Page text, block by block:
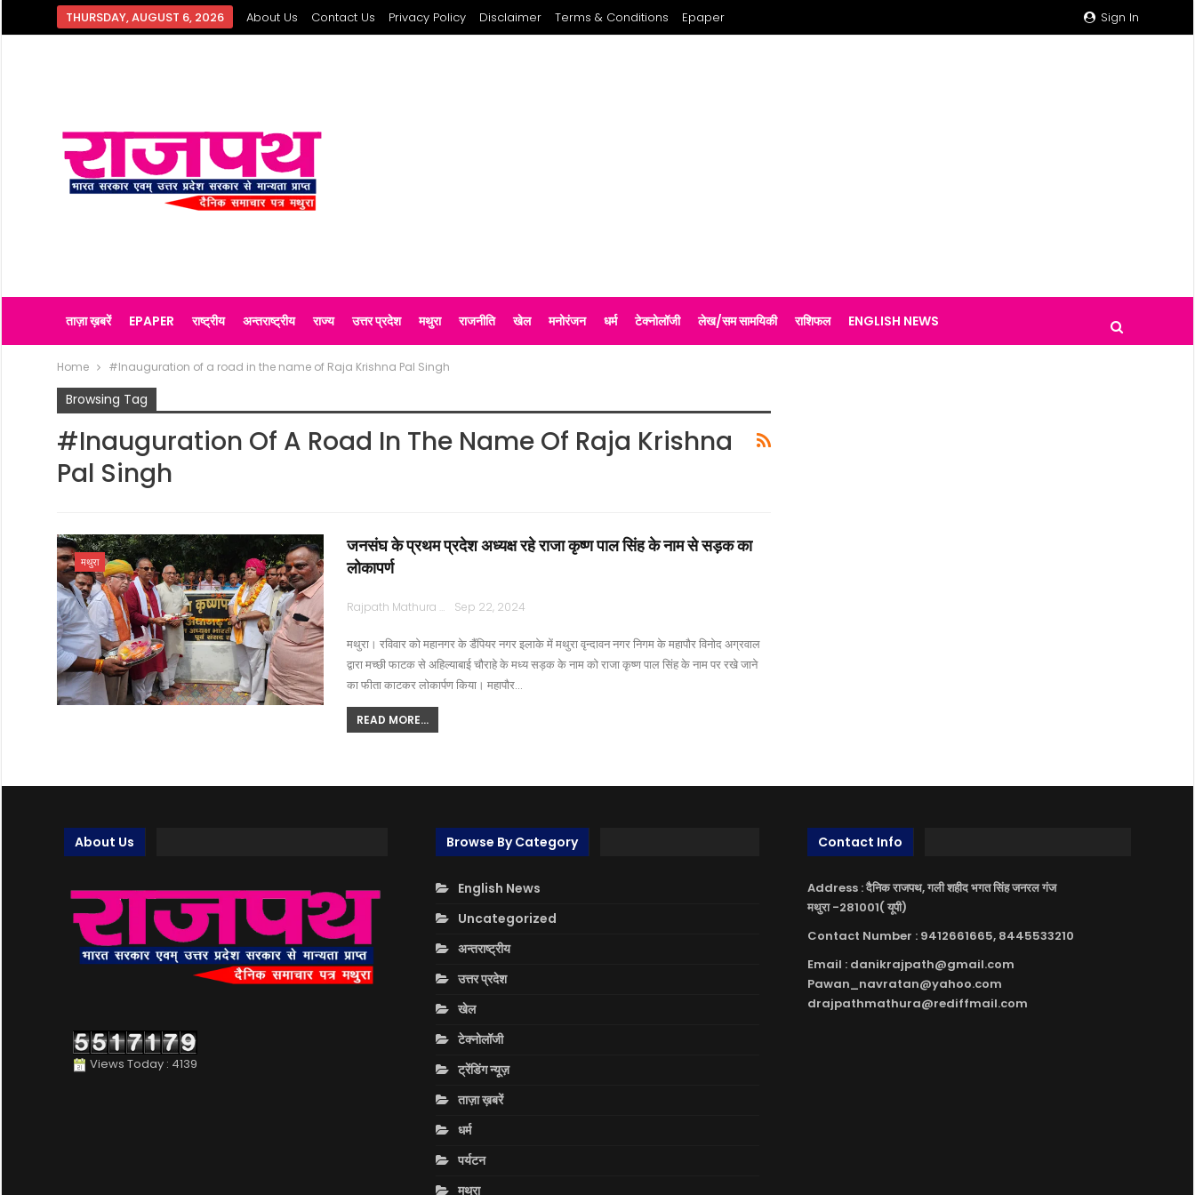
Sign In
THURSDAY, AUGUST 6, 2026 About Us Contact Us Privacy Policy Disclaimer Terms & Conditions Epaper
ताज़ा ख़बरें EPAPER राष्ट्रीय अन्तराष्ट्रीय राज्य उत्तर प्रदेश मथुरा राजनीति खेल मनोरंजन धर्म टेक्नोलॉजी लेख/सम सामयिकी राशिफल ENGLISH NEWS
Home #Inauguration of a road in the name of Raja Krishna Pal Singh
Browsing Tag
#Inauguration Of A Road In The Name Of Raja Krishna
Pal Singh
मथुरा
जनसंघ के प्रथम प्रदेश अध्यक्ष रहे राजा कृष्ण पाल सिंह के नाम से सड़क का
लोकापर्ण
Rajpath Mathura Sep 22, 2024
मथुरा। रविवार को महानगर के डैंपियर नगर इलाके में मथुरा वृन्दावन नगर निगम के महापौर विनोद अग्रवाल
द्वारा मच्छी फाटक से अहिल्याबाई चौराहे के मध्य सड़क के नाम को राजा कृष्ण पाल सिंह के नाम पर रखे जाने
का फीता काटकर लोकार्पण किया। महापौर…
READ MORE...
About Us
Views Today : 4139
Browse By Category
English News
Uncategorized
अन्तराष्ट्रीय
उत्तर प्रदेश
खेल
टेक्नोलॉजी
ट्रेंडिंग न्यूज़
ताज़ा ख़बरें
धर्म
पर्यटन
मथुरा
Contact Info
Address : दैनिक राजपथ, गली शहीद भगत सिंह जनरल गंज
मथुरा -281001( यूपी)
Contact Number : 9412661665, 8445533210
Email : danikrajpath@gmail.com
Pawan_navratan@yahoo.com
drajpathmathura@rediffmail.com